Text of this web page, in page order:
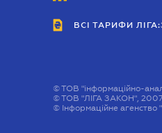
ВІСНИК МСФЗ
ВСІ ТАРИФИ
©ТОВ "інформаційно-
©ТОВ "ЛІГА ЗАКОН",
© Інформаційне